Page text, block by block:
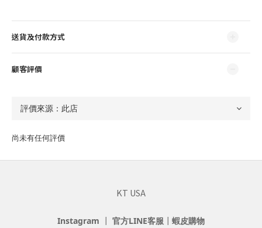
送貨及付款方式
顧客評價
尚未有任何評價
KT USA
Instagram ┃ 官方LINE客服 ┃ 蝦皮購物